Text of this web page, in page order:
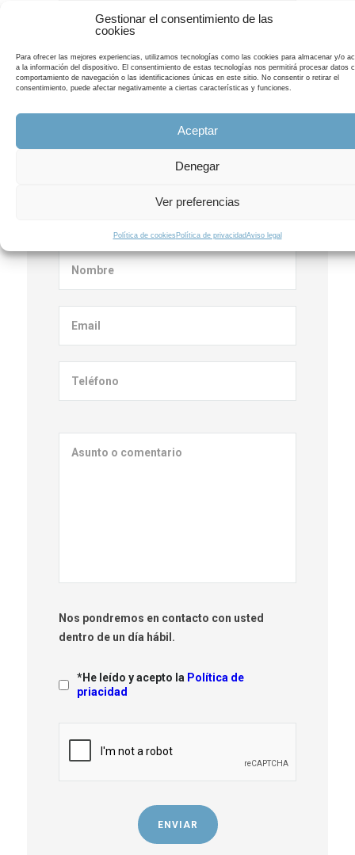
Gestionar el consentimiento de las
cookies
Para ofrecer las mejores experiencias, utilizamos tecnologías como las cookies para almacenar y/o
a la información del dispositivo. El consentimiento de estas tecnologías nos permitirá procesar datos
comportamiento de navegación o las identificaciones únicas en este sitio. No consentir o retirar el
consentimiento, puede afectar negativamente a ciertas características y funciones.
Aceptar
Denegar
Ver preferencias
Política de cookies Política de privacidadAviso legal
¡Llámanos!
Estamos a tu disposición de lunes a
sábado de: 09:00 h a 21:00 h*
Servicio domingos y festivos.
625 739 853
Nos pondremos en contacto con usted
dentro de un día hábil.
*He leído y acepto la Política de
priacidad